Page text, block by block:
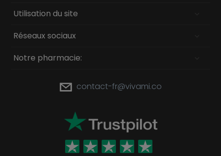
Utilisation du site
Réseaux sociaux
Notre pharmacie:
contact-fr@vivami.co